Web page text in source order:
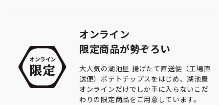
オンライン
限定商品が勢ぞろい
大人気の湖池屋 揚げたて直送便（工場直
送便）ポテトチップスをはじめ、湖池屋
オンラインだけでしか手に入らないこだ
わりの限定商品をご用意しています。